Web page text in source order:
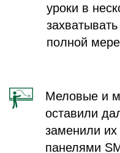
уроки в
полной мере
Меловые и
оставили
заменили
панелями